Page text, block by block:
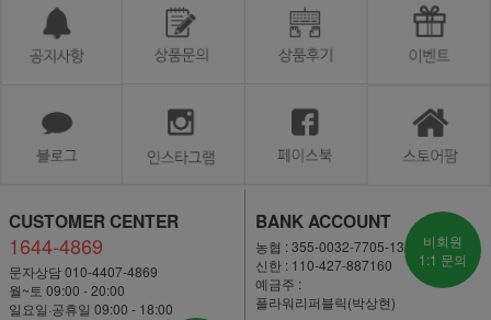
CUSTOMER CENTER
1644-4869
문자상담 010-4407-4869
월~토 09:00 - 20:00
일요일·공휴일 09:00 - 18:00
BANK ACCOUNT
농협 : 355-0032-7705-13
신한 : 110-427-887160
예금주 :
플라워리퍼블릭(박상현)
비회원
1:1 문의